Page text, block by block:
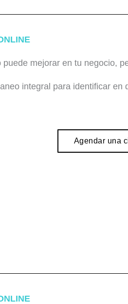
puede mejorar en tu negocio,
integral para identificar en
Agendar una